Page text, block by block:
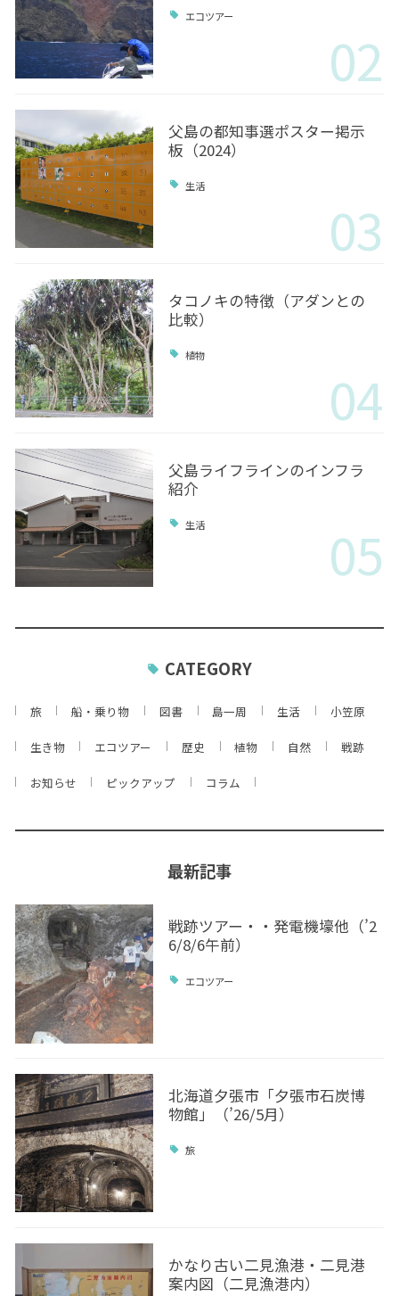
エコツアー
02
父島の都知事選ポスター掲示
板（2024）
生活
03
タコノキの特徴（アダンとの
比較）
植物
04
父島ライフラインのインフラ
紹介
生活 05
CATEGORY
旅 船・乗り物 図書 島一周 生活 小笠原
生き物 エコツアー 歴史 植物 自然 戦跡
お知らせ ピックアップ コラム
最新記事
戦跡ツアー・・発電機壕他（’2
6/8/6午前）
エコツアー
北海道夕張市「夕張市石炭博
物館」（’26/5月）
旅
かなり古い二見漁港・二見港
案内図（二見漁港内）